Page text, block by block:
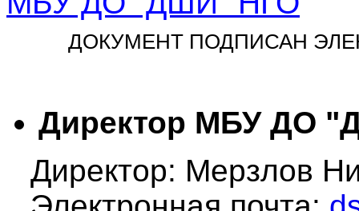
ДОКУМЕНТ ПОДПИСАН
Директор МБУ ДО
Директор: Мерзлов